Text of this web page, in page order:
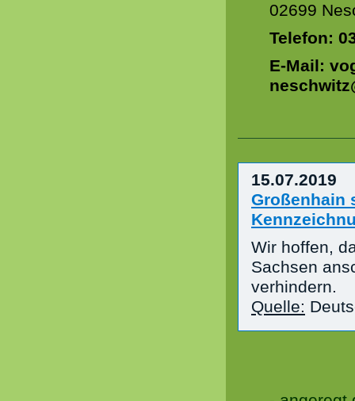
02699
Telefon:
E-Mail:
15.07.2019
Großenhain
Wir hoffen,
Sachsen
verhindern.
Quelle: